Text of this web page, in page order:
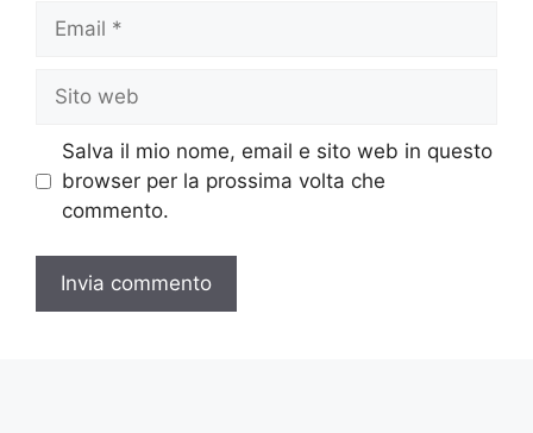
web
Salva il mio nome, email e sito web in questo
browser per la prossima volta che
commento.